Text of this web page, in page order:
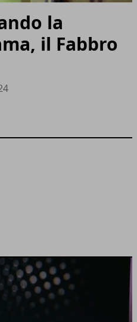
la
il Fabbro